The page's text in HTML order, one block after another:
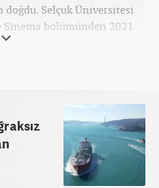
doğdu. Selçuk Üniversitesi
Sinema bölümünden 2021
mezun oldu. 2017 yılında
spikerliği ve muhabirliği
ve spor editörlüğü yaptı.
Grubu’nda editörlük
Mayıs ayından itibaren
Haber7.com’da editör
görevini sürdürmektedir.